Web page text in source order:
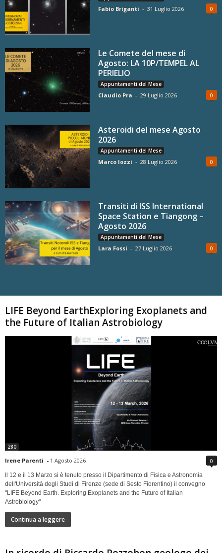
Fabio Briganti - 31 Luglio 2026 0
Le Comete del mese di
Agosto: LA 10P/TEMPEL AL
PERIELIO
Appuntamenti del Mese
Claudio Pra - 29 Luglio 2026 0
Asteroidi del mese Agosto
2026
Appuntamenti del Mese
Marco Iozzi - 28 Luglio 2026 0
Transiti di ISS International
Space Station e Tiangong –
Agosto 2026
Appuntamenti del Mese
Lara Fossi - 27 Luglio 2026 0
LIFE Beyond EarthExploring Exoplanets and
the Future of Italian Astrobiology
280
Irene Parenti - 1 Agosto 2026 0
Il 12 e il 13 Marzo si è tenuto presso il Dipartimento di Fisica e Astronomia
dell'Università degli Studi di Firenze (sede di Sesto Fiorentino) il convegno
"LIFE Beyond Earth. Exploring Exoplanets and the Future of Italian
Astrobiology"
Continua a leggere